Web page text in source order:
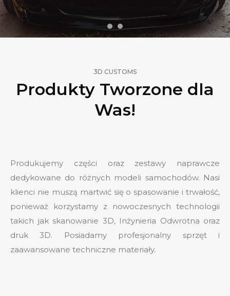
3D CUSTOMS
Produkty Tworzone dla
Was!
Produkujemy części oraz zestawy naprawcze
dedykowane do różnych modeli samochodów. Nasi
klienci nie muszą martwić się o spasowanie i trwałość,
ponieważ korzystamy z nowoczesnych technologii
takich jak skanowanie 3D, Inżynieria Odwrotna oraz
druk 3D. Posiadamy profesjonalny sprzęt i
zaawansowane techniczne materiały.